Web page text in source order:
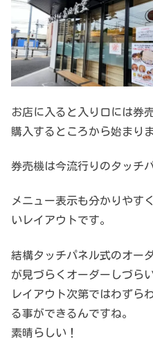
お店に入ると入り口には券
購入するところから始まりま
券売機は今流行りのタッチ
メニュー表示も分かりやす
いレイアウトです。
結構タッチパネル式のオー
が見づらくオーダーしづら
レイアウト次第ではわずら
る事ができるんですね。
素晴らしい！